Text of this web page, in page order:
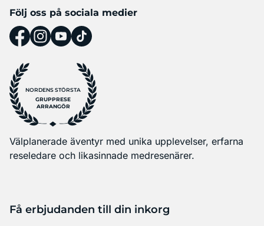
Följ oss på sociala medier
NORDENS STÖRSTA
GRUPPRESE
ARRANGÖR
Välplanerade äventyr med unika upplevelser, erfarna
reseledare och likasinnade medresenärer.
Få erbjudanden till din inkorg